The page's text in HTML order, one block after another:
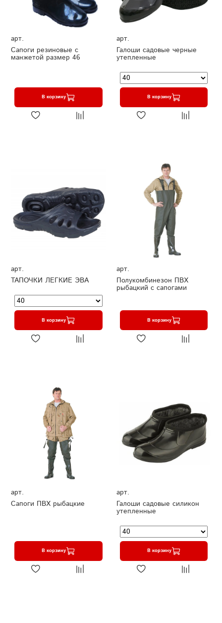
арт.
Сапоги резиновые с
манжетой размер 46
В корзину
арт.
Галоши садовые черные
утепленные
В корзину
арт.
ТАПОЧКИ ЛЕГКИЕ ЭВА
В корзину
арт.
Полукомбинезон ПВХ
рыбацкий с сапогами
В корзину
арт.
Сапоги ПВХ рыбацкие
В корзину
арт.
Галоши садовые силикон
утепленные
В корзину